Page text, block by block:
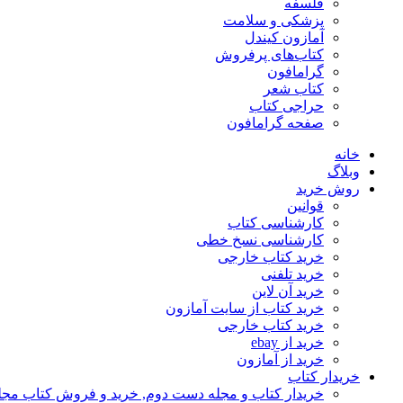
فلسفه
پزشکی و سلامت
آمازون کیندل
کتاب‌های پرفروش
گرامافون
کتاب شعر
حراجی کتاب
صفحه گرامافون
خانه
وبلاگ
روش خرید
قوانین
کارشناسی کتاب
کارشناسی نسخ خطی
خرید کتاب خارجی
خرید تلفنی
خرید آن لاین
خرید کتاب از سایت آمازون
خرید کتاب خارجی
خرید از ebay
خرید از آمازون
خریدار کتاب
خریدار کتاب و مجله دست دوم, خرید و فروش کتاب